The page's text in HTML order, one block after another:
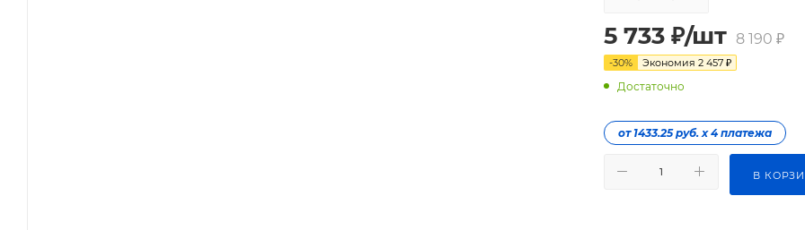
5 733 ₽/шт 8 190 ₽
-30% Экономия 2 457 ₽
Достаточно
от 1433.25 руб. х 4 платежа
В